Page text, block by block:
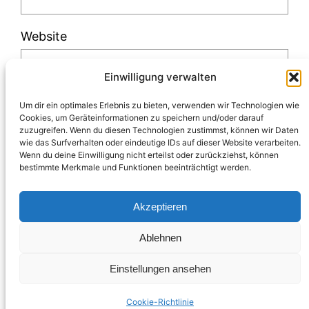
Einwilligung verwalten
Um dir ein optimales Erlebnis zu bieten, verwenden wir Technologien wie
Cookies, um Geräteinformationen zu speichern und/oder darauf
zuzugreifen. Wenn du diesen Technologien zustimmst, können wir Daten
wie das Surfverhalten oder eindeutige IDs auf dieser Website verarbeiten.
Wenn du deine Einwilligung nicht erteilst oder zurückziehst, können
bestimmte Merkmale und Funktionen beeinträchtigt werden.
Akzeptieren
Ablehnen
Einstellungen ansehen
Cookie-Richtlinie
Website
Diese Website verwendet Akismet, um Spam
zu reduzieren.Erfahre, wie deine
Kommentardaten verarbeitet werden.
Impressum & DatenschutzBlogabo